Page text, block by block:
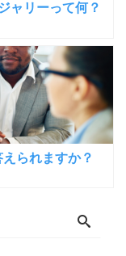
ャリーって何？
られますか？